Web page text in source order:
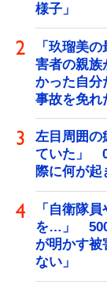
様子」
「玖瑠美
害者の親
かった自
事故を免れ
左目周囲の
ていた」
際に何が起
「自衛隊
を…」 500
が明かす
ない」